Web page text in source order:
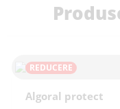
REDUCERE
Algoral protect